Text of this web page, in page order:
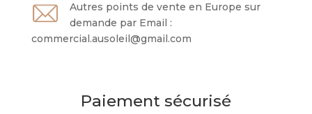
Autres points de vente en Europe sur
demande par Email :
commercial.ausoleil@gmail.com
Paiement sécurisé